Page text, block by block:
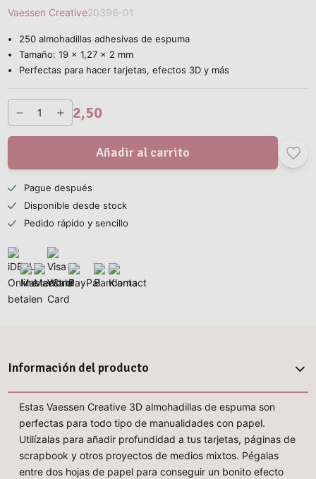
Vaessen Creative20396-01
250 almohadillas adhesivas de espuma
Tamaño: 19 x 1,27 x 2 mm
Perfectas para hacer tarjetas, efectos 3D y más
2,50
Añadir al carrito
Pague después
Disponible desde stock
Pedido rápido y sencillo
Información del producto
Estas Vaessen Creative 3D almohadillas de espuma son
perfectas para todo tipo de manualidades con papel.
Utilízalas para añadir profundidad a tus tarjetas, páginas de
scrapbook y otros proyectos de medios mixtos. Pégalas
entre dos hojas de papel para conseguir un bonito efecto